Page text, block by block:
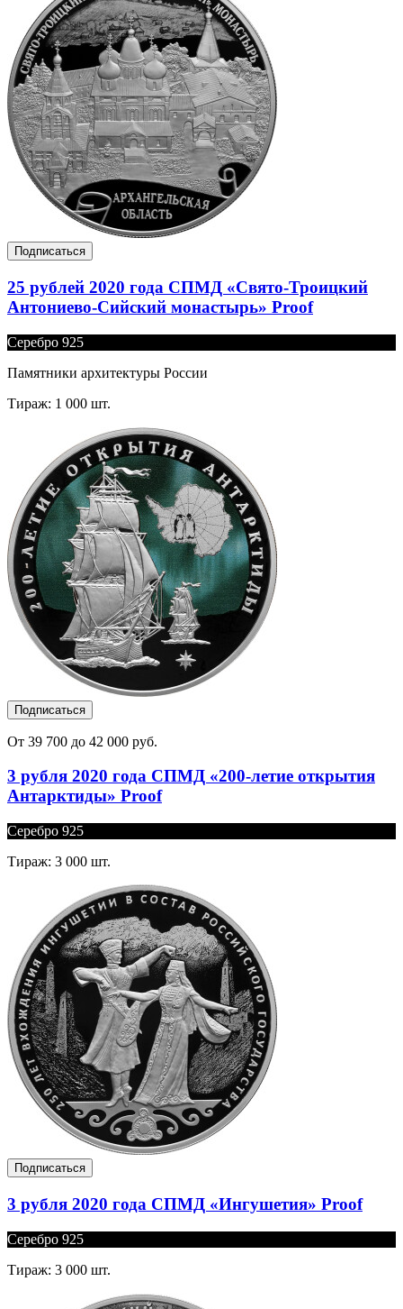
Подписаться
25 рублей 2020 года СПМД «Свято-Троицкий
Антониево-Сийский монастырь» Proof
Серебро 925
Памятники архитектуры России
Тираж: 1 000 шт.
Подписаться
От 39 700 до 42 000 руб.
3 рубля 2020 года СПМД «200-летие открытия
Антарктиды» Proof
Серебро 925
Тираж: 3 000 шт.
Подписаться
3 рубля 2020 года СПМД «Ингушетия» Proof
Серебро 925
Тираж: 3 000 шт.